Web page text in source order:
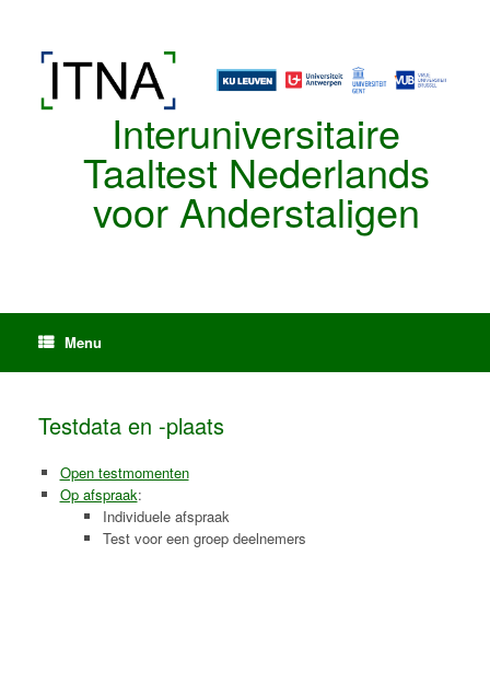
Interuniversitaire
Taaltest Nederlands
voor Anderstaligen
Menu
Testdata en -plaats
Open testmomenten
Op afspraak:
Individuele afspraak
Test voor een groep deelnemers